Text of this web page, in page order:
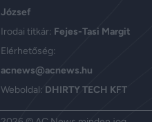
József
Irodai titkár: Fejes-Tasi Margit
Elérhetőség:
acnews@acnews.hu
Weboldal: DHIRTY TECH KFT